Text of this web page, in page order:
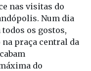
nas visitas do
Num dia
os gostos,
praça central da
do